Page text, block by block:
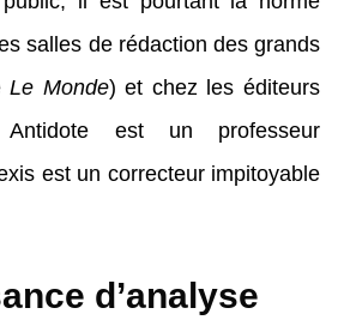
salles de rédaction des grands
Le Monde) et chez les éditeurs
est un professeur
est un correcteur impitoyable
d’analyse